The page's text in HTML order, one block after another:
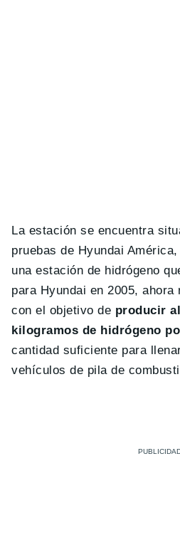
La estación se encuentra
pruebas de Hyundai
una estación de hidrógeno
para Hyundai en 2005,
con el objetivo de producir
kilogramos de hidrógeno
cantidad suficiente para
vehículos de pila de